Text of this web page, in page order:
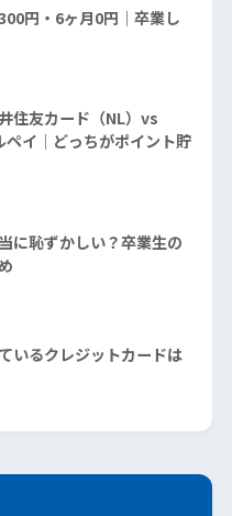
円・6ヶ月0円｜卒業し
住友カード（NL）vs
イ｜どっちがポイント貯
に恥ずかしい？卒業生の
いるクレジットカードは